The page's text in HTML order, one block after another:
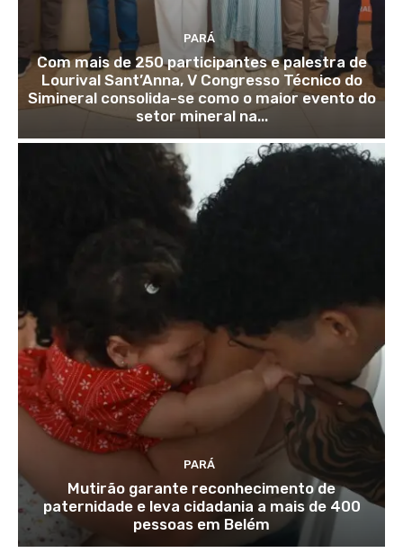
PARÁ
Com mais de 250 participantes e palestra de
Lourival Sant’Anna, V Congresso Técnico do
Simineral consolida-se como o maior evento do
setor mineral na...
PARÁ
Mutirão garante reconhecimento de
paternidade e leva cidadania a mais de 400
pessoas em Belém